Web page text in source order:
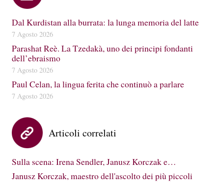
Dal Kurdistan alla burrata: la lunga memoria del latte
7 Agosto 2026
Parashat Reè. La Tzedakà, uno dei principi fondanti
dell’ebraismo
7 Agosto 2026
Paul Celan, la lingua ferita che continuò a parlare
7 Agosto 2026
Articoli correlati
Sulla scena: Irena Sendler, Janusz Korczak e…
Janusz Korczak, maestro dell'ascolto dei più piccoli